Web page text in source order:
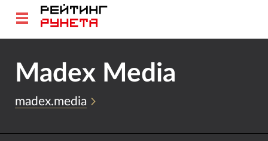
Madex Media
madex.media